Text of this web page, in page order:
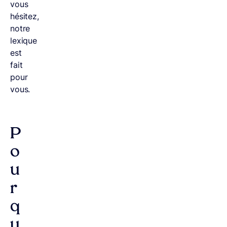
vous
hésitez,
notre
lexique
est
fait
pour
vous.
P
o
u
r
q